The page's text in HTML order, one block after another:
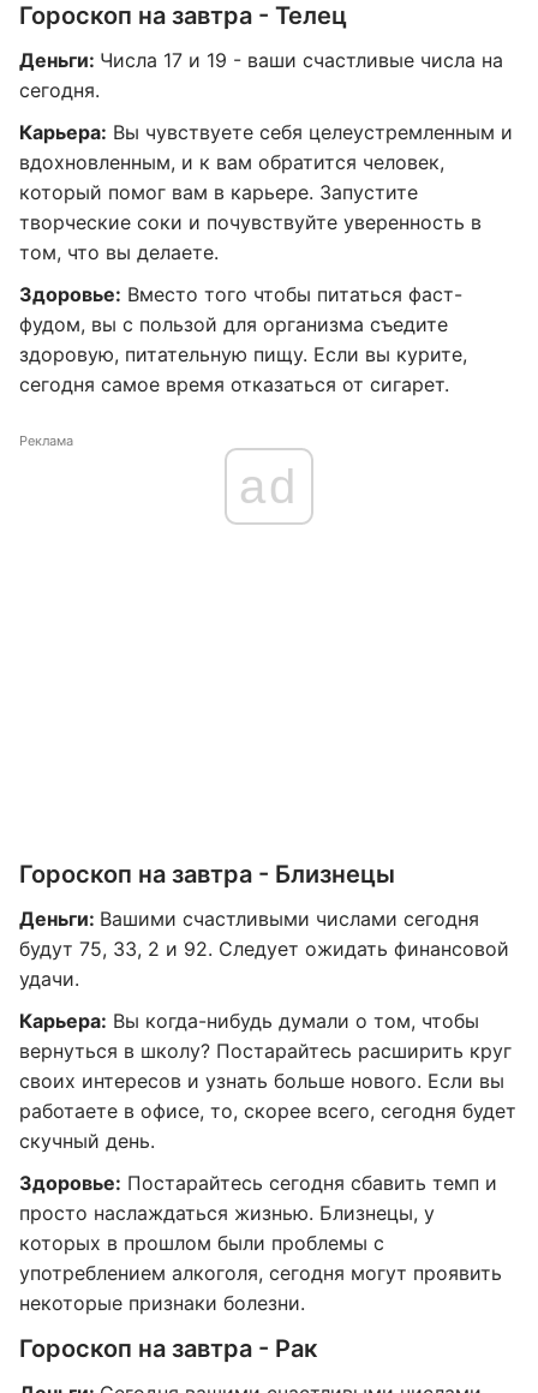
Гороскоп на завтра - Телец
Деньги: Числа 17 и 19 - ваши счастливые числа на
сегодня.
Карьера: Вы чувствуете себя целеустремленным и
вдохновленным, и к вам обратится человек,
который помог вам в карьере. Запустите
творческие соки и почувствуйте уверенность в
том, что вы делаете.
Здоровье: Вместо того чтобы питаться фаст-
фудом, вы с пользой для организма съедите
здоровую, питательную пищу. Если вы курите,
сегодня самое время отказаться от сигарет.
Реклама
ad
Гороскоп на завтра - Близнецы
Деньги: Вашими счастливыми числами сегодня
будут 75, 33, 2 и 92. Следует ожидать финансовой
удачи.
Карьера: Вы когда-нибудь думали о том, чтобы
вернуться в школу? Постарайтесь расширить круг
своих интересов и узнать больше нового. Если вы
работаете в офисе, то, скорее всего, сегодня будет
скучный день.
Здоровье: Постарайтесь сегодня сбавить темп и
просто наслаждаться жизнью. Близнецы, у
которых в прошлом были проблемы с
употреблением алкоголя, сегодня могут проявить
некоторые признаки болезни.
Гороскоп на завтра - Рак